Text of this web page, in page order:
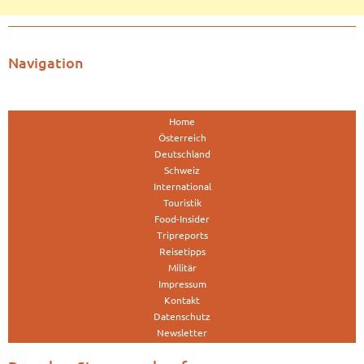
Navigation
Home
Österreich
Deutschland
Schweiz
International
Touristik
Food-Insider
Tripreports
Reisetipps
Militär
Impressum
Kontakt
Datenschutz
Newsletter